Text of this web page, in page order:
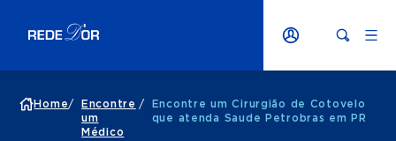
Home/
Encontre
um
Médico
/
Encontre um Cirurgião de Cotovelo
que atenda Saude Petrobras em PR